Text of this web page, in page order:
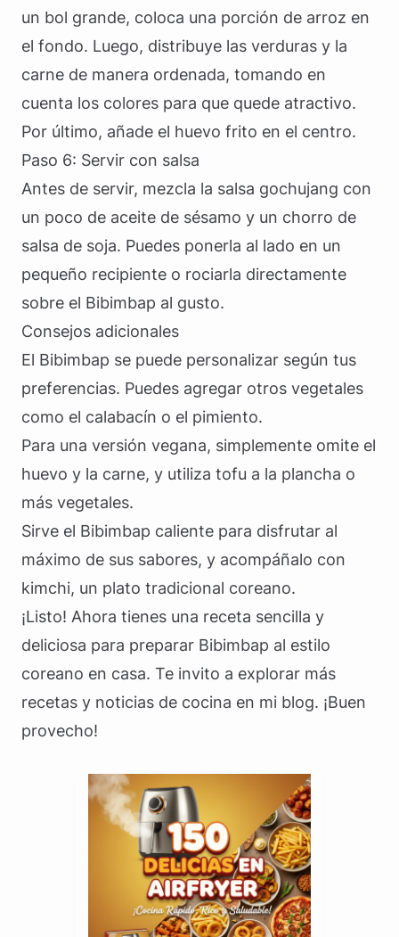
un bol grande, coloca una porción de arroz en
el fondo. Luego, distribuye las verduras y la
carne de manera ordenada, tomando en
cuenta los colores para que quede atractivo.
Por último, añade el huevo frito en el centro.
Paso 6: Servir con salsa
Antes de servir, mezcla la salsa gochujang con
un poco de aceite de sésamo y un chorro de
salsa de soja. Puedes ponerla al lado en un
pequeño recipiente o rociarla directamente
sobre el Bibimbap al gusto.
Consejos adicionales
El Bibimbap se puede personalizar según tus
preferencias. Puedes agregar otros vegetales
como el calabacín o el pimiento.
Para una versión vegana, simplemente omite el
huevo y la carne, y utiliza tofu a la plancha o
más vegetales.
Sirve el Bibimbap caliente para disfrutar al
máximo de sus sabores, y acompáñalo con
kimchi, un plato tradicional coreano.
¡Listo! Ahora tienes una receta sencilla y
deliciosa para preparar Bibimbap al estilo
coreano en casa. Te invito a explorar más
recetas y noticias de cocina en mi blog. ¡Buen
provecho!